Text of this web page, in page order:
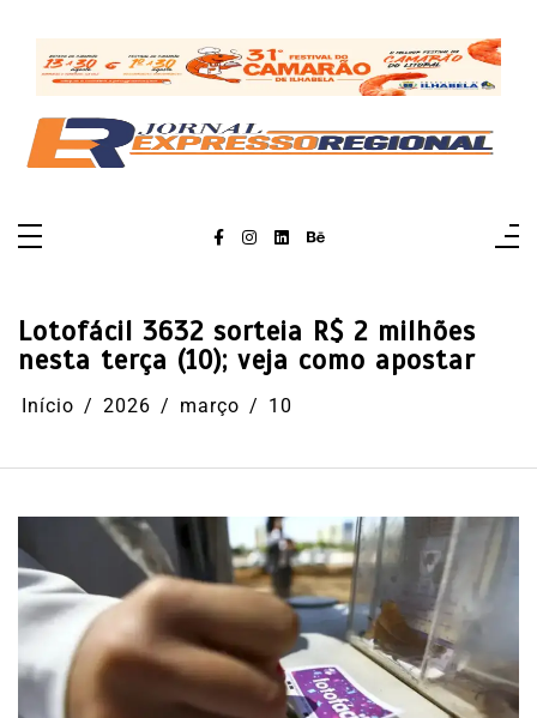
conteúdo
Lotofácil 3632 sorteia R$ 2 milhões
nesta terça (10); veja como apostar
Início 2026 março 10